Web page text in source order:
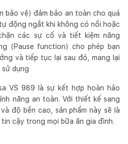
bảo vệ) đảm bảo an toàn cho quá
động ngắt khi không có nồi hoặc
các sự cố và tiết kiệm năng
(Pause function) cho phép bạn
và tiếp tục lại sau đó, mang lại
dụng
VS 989 là sự kết hợp hoàn hảo
năng an toàn. Với thiết kế sang
độ bền cao, sản phẩm này sẽ là
cậy trong mọi bữa ăn gia đình.